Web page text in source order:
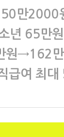
50만2000
년 65만
원→162
급여 최